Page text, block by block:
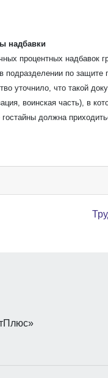
надбавки
процентных надбавок
подразделении по защите
уточнило, что такой
воинская часть), в
должна